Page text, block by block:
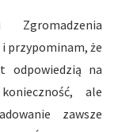
przypominam, że
odpowiedzią na
ale
zawsze